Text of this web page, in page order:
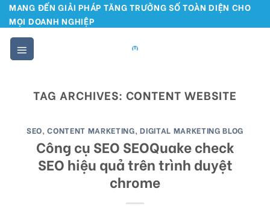
Skip
to
content
MANG ĐẾN GIẢI PHÁP TĂNG TRƯỞNG SỐ TOÀN DIỆN CHO
MỌI DOANH NGHIỆP
TAG ARCHIVES: CONTENT WEBSITE
SEO,CONTENT MARKETING,DIGITAL MARKETING BLOG
Công cụ SEO SEOQuake check
SEO hiệu quả trên trình duyệt
chrome